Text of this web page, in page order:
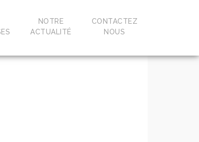
NOTRE
ACTUALITÉ
CONTACTEZ
NOUS